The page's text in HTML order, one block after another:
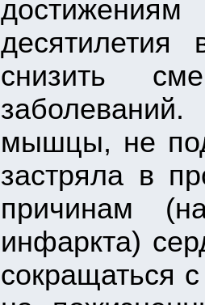
десятилетия
снизить
мышцы, не
застряла в
причинам
инфаркта)
сокращаться